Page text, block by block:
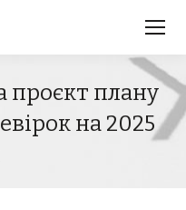
плану
на 2025